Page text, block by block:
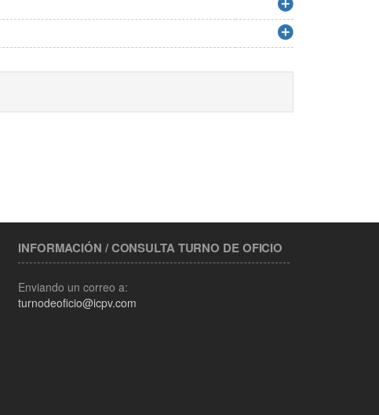
INFORMACIÓN / CONSULTA TURNO DE OFICIO
Enviando un correo a:
turnodeoficio@icpv.com